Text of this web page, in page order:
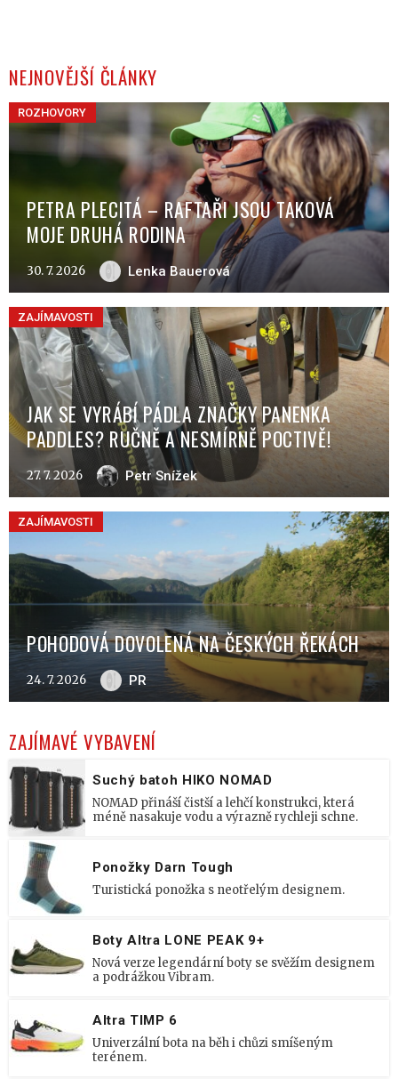
NEJNOVĚJŠÍ ČLÁNKY
ROZHOVORY
PETRA PLECITÁ – RAFTAŘI JSOU TAKOVÁ
MOJE DRUHÁ RODINA
30. 7. 2026 Lenka Bauerová
ZAJÍMAVOSTI
JAK SE VYRÁBÍ PÁDLA ZNAČKY PANENKA
PADDLES? RUČNĚ A NESMÍRNĚ POCTIVĚ!
27. 7. 2026 Petr Snížek
ZAJÍMAVOSTI
POHODOVÁ DOVOLENÁ NA ČESKÝCH ŘEKÁCH
24. 7. 2026 PR
ZAJÍMAVÉ VYBAVENÍ
Suchý batoh HIKO NOMAD
NOMAD přináší čistší a lehčí konstrukci, která
méně nasakuje vodu a výrazně rychleji schne.
Ponožky Darn Tough
Turistická ponožka s neotřelým designem.
Boty Altra LONE PEAK 9+
Nová verze legendární boty se svěžím designem
a podrážkou Vibram.
Altra TIMP 6
Univerzální bota na běh i chůzi smíšeným
terénem.